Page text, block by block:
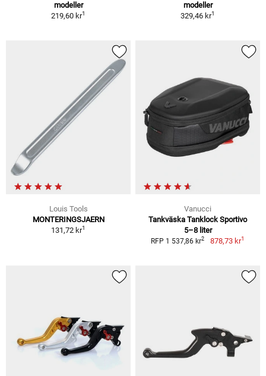
modeller
219,60 kr1
modeller
329,46 kr1
Louis Tools
MONTERINGSJAERN
131,72 kr1
Vanucci
Tankväska Tanklock Sportivo
5–8 liter
RFP 1 537,86 kr2 878,73 kr1